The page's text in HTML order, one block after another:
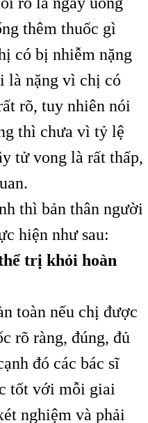
thêm thuốc gì
có bị nhiễm nặng
là nặng vì chị có
rõ, tuy nhiên nói
thì chưa vì tỷ lệ
tử vong là rất thấp,
thì bản thân người
hiện như sau:
trị khỏi hoàn
toàn nếu chị được
rõ ràng, đúng, đủ
đó các bác sĩ
tốt với mỗi giai
nghiệm và phải